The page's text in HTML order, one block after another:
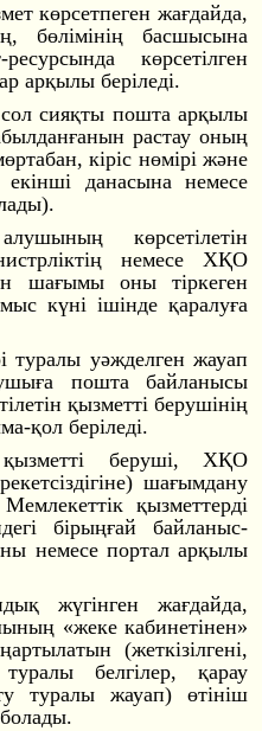
көрсетпеген жағдайда,
басшысына
нда көрсетілген
арқылы беріледі.
сияқты пошта арқылы
растау оның
кіріс нөмірі және
данасына немесе
көрсетілетін
немесе ХҚО
шағымы оны тіркеген
күні ішінде қаралуға
туралы уәжделген жауап
пошта байланысы
қызметті берушінің
қол беріледі.
қызметті беруші, ХҚО
) шағымдану
қызметтерді
бірыңғай байланыс-
немесе портал арқылы
жүгінген жағдайда,
«жеке кабинетінен»
(жеткізілгені,
белгілер, қарау
туралы жауап) өтініш